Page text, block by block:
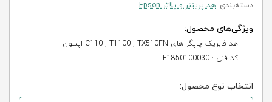
دسته‌بندی: هد پرینتر و پلاتر Epson
ویژگی‌های محصول:
هد فابریک چاپگر های C110 , T1100 , TX510FN اپسون
کد فنی : F1850100030
انتخاب نوع محصول: